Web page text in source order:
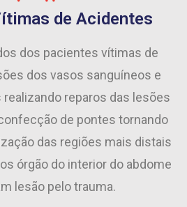
de Acidentes
dos pacientes vítimas de
dos vasos sanguíneos e
reparos das lesões
de pontes tornando
das regiões mais distais
órgão do interior do abdome
lesão pelo trauma.